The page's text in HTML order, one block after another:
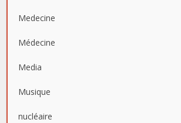
Medecine
Médecine
Media
Musique
nucléaire